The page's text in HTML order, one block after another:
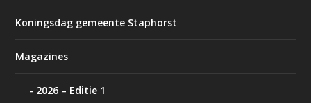
Koningsdag gemeente Staphorst
Magazines
2026 – Editie 1